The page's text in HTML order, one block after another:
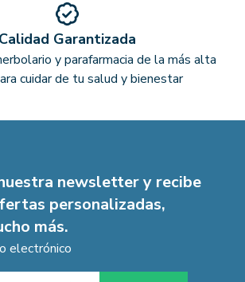
Calidad Garantizada
y parafarmacia de la más alta
cuidar de tu salud y bienestar
newsletter y recibe
personalizadas,
más.
electrónico